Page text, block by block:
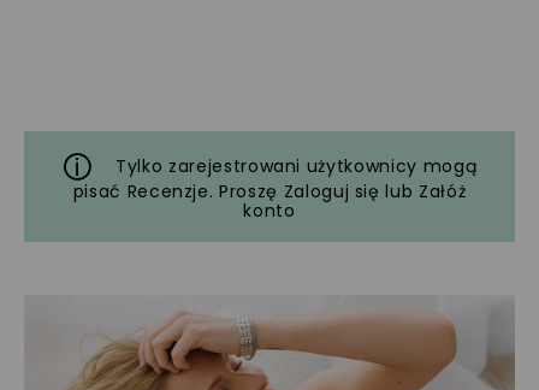
Tylko zarejestrowani użytkownicy mogą
pisać Recenzje. Proszę Zaloguj się lub Załóż
konto